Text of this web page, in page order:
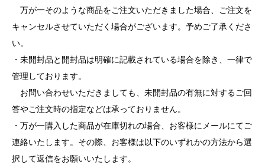
万が一そのような商品をご注文いただきました場合、ご注文を
キャンセルさせていただく場合がございます。予めご了承くださ
い。
・未開封品と開封品は明確に記載されている場合を除き、一律で
管理しております。
お問い合わせいただきましても、未開封品の有無に対するご回
答やご注文時の指定などは承っておりません。
・万が一購入した商品が在庫切れの場合、お客様にメールにてご
連絡いたします。その際、お客様は以下のいずれかの方法から選
択して返信をお願いいたします。